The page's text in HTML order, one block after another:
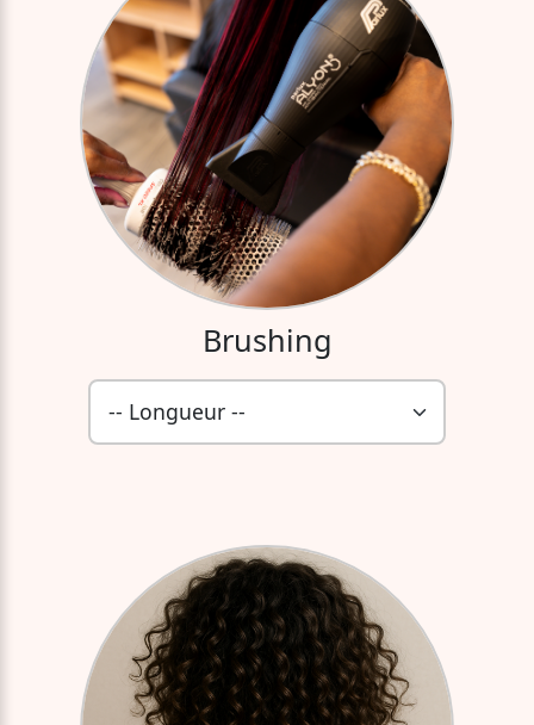
Brushing